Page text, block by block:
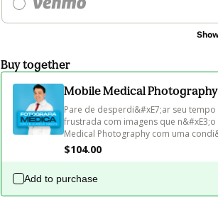
Buy together
Mobile Medical Photography
Pare de desperdi&#xE7;ar seu
frustrada com imagens que
Medical Photography com uma
$104.00
Add to purchase